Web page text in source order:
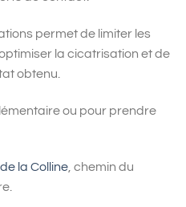
permet de limiter les
la cicatrisation et de
obtenu.
ou pour prendre
la Colline, chemin du